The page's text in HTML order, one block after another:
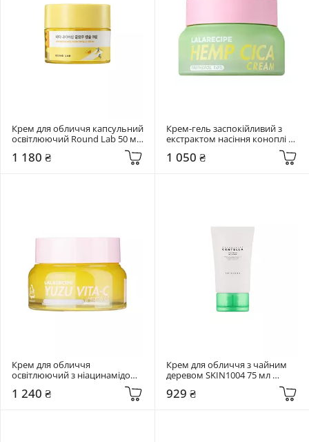
Крем для обличчя капсульний
освітлюючий Round Lab 50 мл
Vita Niacinamide Glow Capsule
Cream
1 180 ₴
Крем-гель заспокійливий з
екстрактом насіння коноплі
Cream
1 050 ₴
Крем для обличчя
освітлюючий з ніацинамідом
Lalarecipe 50 мл Yuzu vita C
1 240 ₴
Крем для обличчя з чайним
деревом SKIN1004 75 мл
Madagascar Centella Tea-Trica
B5 Cream
929 ₴